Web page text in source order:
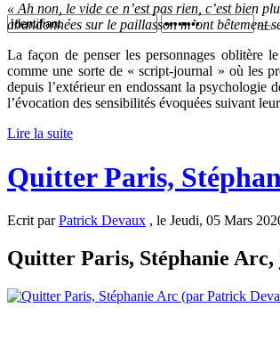
« Ah non, le vide ce n’est pas rien, c’est bien
abandonnées sur le paillasson m’ont bêtement
La façon de penser les personnages oblitère
comme une sorte de « script-journal » où les
depuis l’extérieur en endossant la psychologie
l’évocation des sensibilités évoquées suivant
Lire la suite
Quitter Paris,
Ecrit parPatrick Devaux , le Jeudi, 05 Mars
Quitter Paris, Stéphanie Arc,